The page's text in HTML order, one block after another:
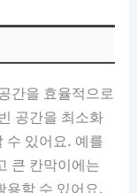
간을 효율적으로
공간을 최소화
수 있어요. 예를
큰 칸막이에는
용할 수 있어요.